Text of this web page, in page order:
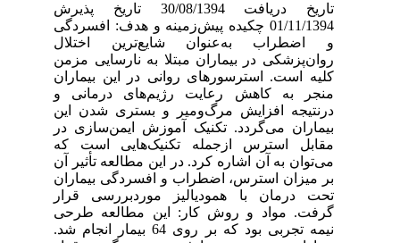
تاریخ دریافت 30/08/1394 تاریخ پذیرش
01/11/1394 چکیده پیش‌زمینه و هدف: افسردگی
و اضطراب به‌عنوان شایع‌ترین اختلال
روان‌پزشکی در بیماران مبتلا به نارسایی مزمن
کلیه است. استرسورهای روانی در این بیماران
منجر به کاهش رعایت رژیم‌های درمانی و
درنتیجه افزایش مرگ‌ومیر و بستری شدن این
بیماران می‌گردد. تکنیک آموزش ایمن‌سازی در
مقابل استرس ازجمله تکنیک‌هایی است که
می‌توان به آن اشاره کرد. در این مطالعه تأثیر آن
بر میزان استرس، اضطراب و افسردگی بیماران
تحت درمان با همودیالیز موردبررسی قرار
گرفت. مواد و روش کار: این مطالعه طرحی
نیمه تجربی بود که بر روی 64 بیمار انجام شد.